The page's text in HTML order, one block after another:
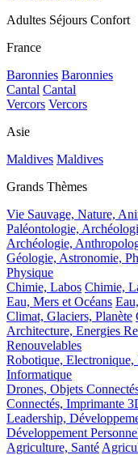
Adultes Séjours Confort
France
Baronnies Baronnies
Cantal Cantal
Vercors Vercors
Asie
Maldives Maldives
Grands Thèmes
Vie Sauvage, Nature,
Paléontologie,
Archéologie,
Géologie, Astronomie,
Physique
Chimie, Labos Chimie,
Eau, Mers et Océans
Climat, Glaciers, Planète
Architecture, Energies
Renouvelables
Robotique,
Informatique
Drones, Objets
Connectés, Imprimante
Leadership,
Développement
Agriculture, Santé